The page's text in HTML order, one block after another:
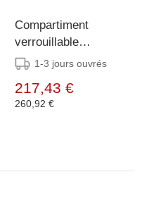
Compartiment
verrouillable
Rubbermaid pour
1-3 jours ouvrés
217,43 €
260,92 €